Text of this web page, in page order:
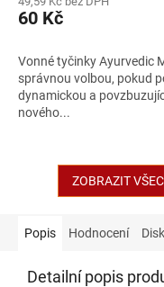
60 Kč
Vonné tyčinky Ayurvedic
správnou volbou, pokud
dynamickou a
nového...
ZOBRAZIT
Popis Hodnocení
Detailní popis